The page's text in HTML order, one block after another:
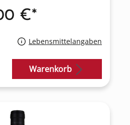
Lebensmittelangaben
€*
Warenkorb